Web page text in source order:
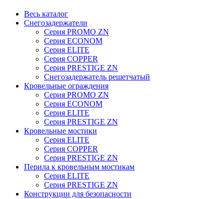
Весь каталог
Снегозадержатели
Серия PROMO ZN
Серия ECONOM
Серия ELITE
Серия COPPER
Серия PRESTIGE ZN
Снегозадержатель решетчатый
Кровельные ограждения
Серия PROMO ZN
Серия ECONOM
Серия ELITE
Серия PRESTIGE ZN
Кровельные мостики
Серия ELITE
Серия COPPER
Серия PRESTIGE ZN
Перила к кровельным мостикам
Серия ELITE
Серия PRESTIGE ZN
Конструкции для безопасности